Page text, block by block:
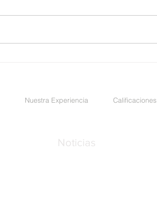
transparencia y control
para el año 2026
Nuestra Experiencia Calificaciones
Noticias